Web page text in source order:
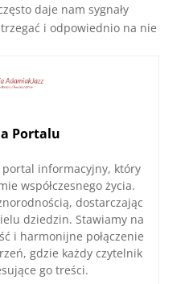
daje nam sygnały
i odpowiednio na nie
Portalu
portal informacyjny, który
współczesnego życia.
dostarczając
dziedzin. Stawiamy na
i harmonijne połączenie
gdzie każdy czytelnik
go treści.